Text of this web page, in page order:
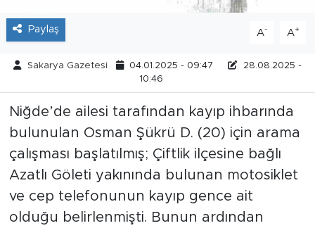
Paylaş A- A+
Sakarya Gazetesi 04.01.2025 - 09:47
28.08.2025 -
10:46
Niğde’de ailesi tarafından kayıp ihbarında
bulunulan Osman Şükrü D. (20) için arama
çalışması başlatılmış; Çiftlik ilçesine bağlı
Azatlı Göleti yakınında bulunan motosiklet
ve cep telefonunun kayıp gence ait
olduğu belirlenmişti. Bunun ardından
Foto Şaka
Teknoloji
Politika